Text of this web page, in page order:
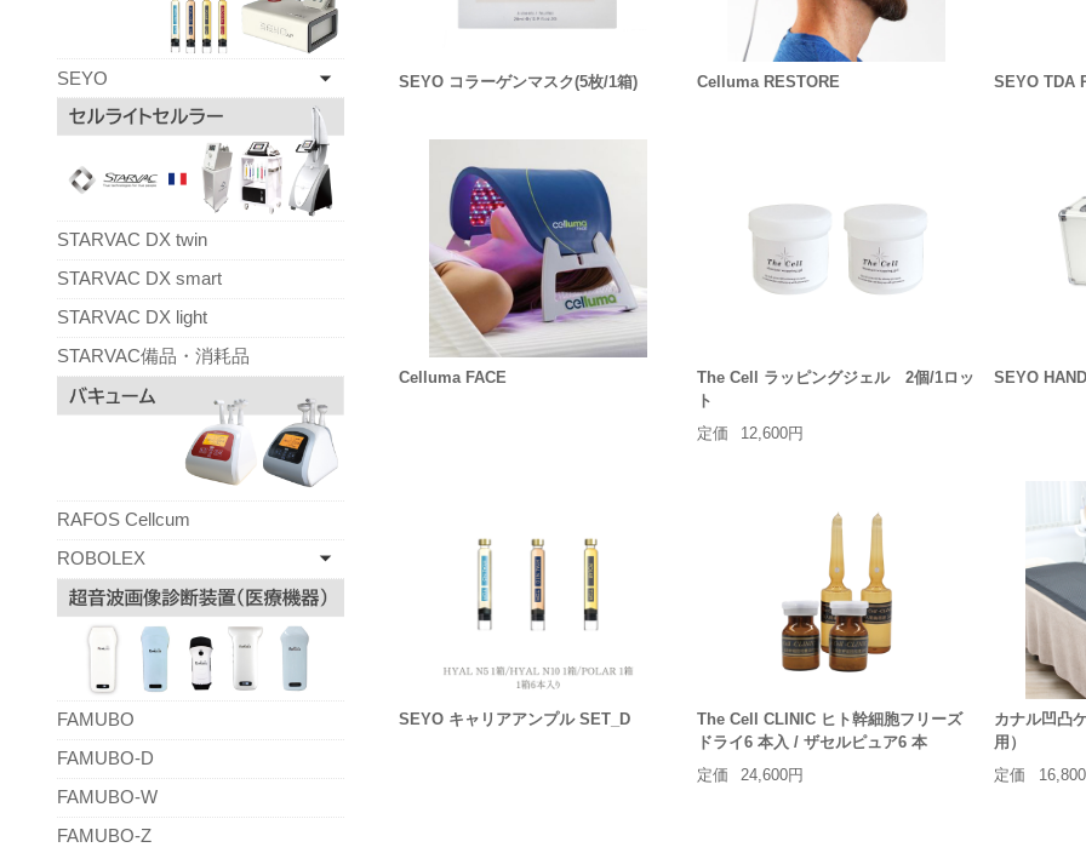
SEYO コラーゲンマスク(5枚/1箱) Celluma RESTORE SEYO TDA
Celluma FACE
The Cell ラッピングジェル 2個/1ロッ
ト
定価
12,600円
SEYO
SEYO キャリアアンプル SET_D
The Cell CLINIC ヒト幹細胞フリーズ
ドライ6 本入 / ザセルピュア6 本
定価
24,600円
カナル凹凸
用）
定価
SEYO
STARVAC DX twin
STARVAC DX smart
STARVAC DX light
STARVAC備品・消耗品
RAFOS Cellcum
ROBOLEX
FAMUBO
FAMUBO-D
FAMUBO-W
FAMUBO-Z